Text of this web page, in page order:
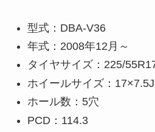
型式：DBA-V36
年式：2008年12月～
タイヤサイズ：225/
ホイールサイズ：17×7.5J
ホール数：5穴
PCD：114.3